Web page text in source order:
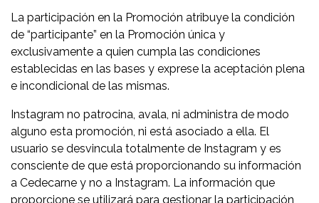
La participación en la Promoción atribuye la condición
de “participante” en la Promoción única y
exclusivamente a quien cumpla las condiciones
establecidas en las bases y exprese la aceptación plena
e incondicional de las mismas.
Instagram no patrocina, avala, ni administra de modo
alguno esta promoción, ni está asociado a ella. El
usuario se desvincula totalmente de Instagram y es
consciente de que está proporcionando su información
a Cedecarne y no a Instagram. La información que
proporcione se utilizará para gestionar la participación